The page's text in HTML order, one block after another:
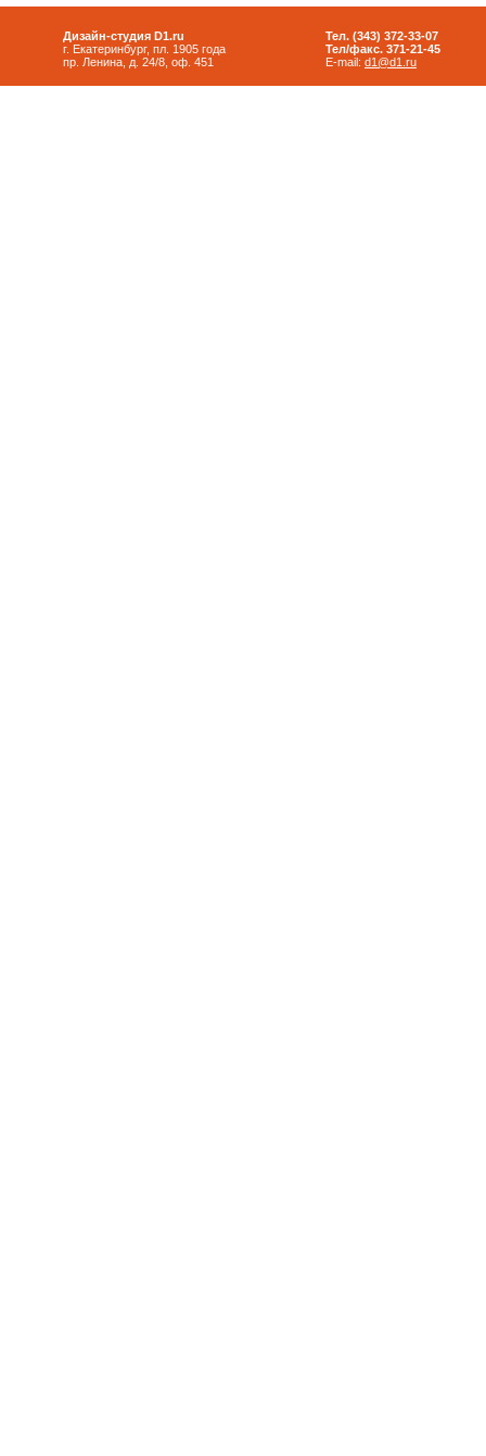
Дизайн-студия D1.ru
г. Екатеринбург, пл. 1905 года
пр. Ленина, д. 24/8, оф. 451
Тел. (343) 372-33-07
Тел/факс. 371-21-45
E-mail: d1@d1.ru